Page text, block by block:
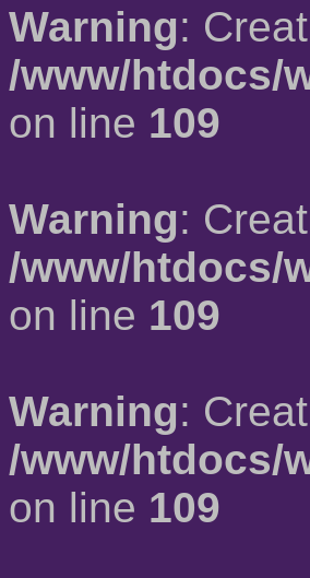
Warning:
/www/htdocs/
on line 109
Warning:
/www/htdocs/
on line 109
Warning:
/www/htdocs/
on line 109